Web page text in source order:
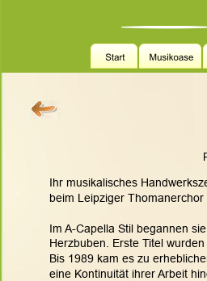
Ihr musikalisches
beim Leipziger
Im A-Capella Stil begannen
Herzbuben. Erste Titel
Bis 1989 kam es zu
eine Kontinuität ihrer Arbeit